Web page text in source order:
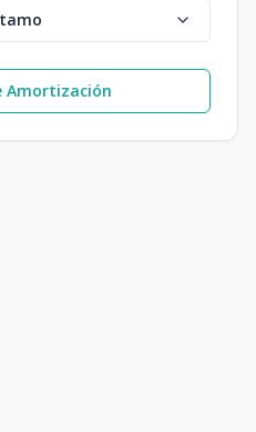
Amortización